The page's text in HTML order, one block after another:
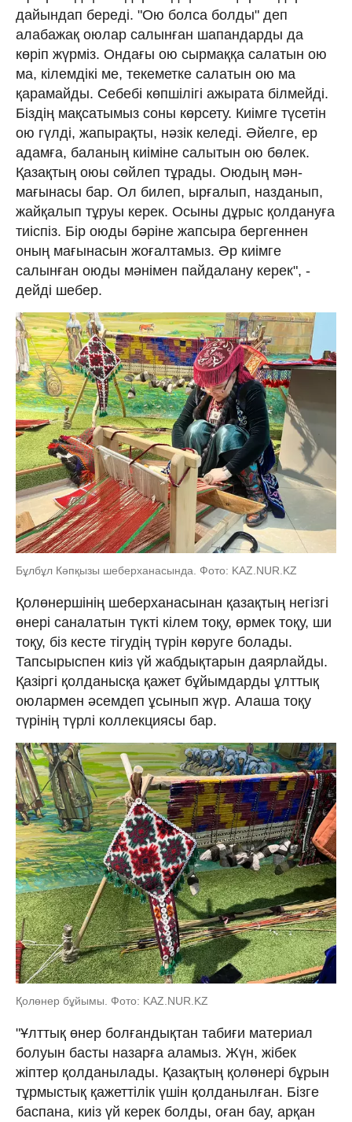
дайындап береді. "Ою болса болды" деп
алабажақ оюлар салынған шапандарды да
көріп жүрміз. Ондағы ою сырмаққа салатын ою
ма, кілемдікі ме, текеметке салатын ою ма
қарамайды. Себебі көпшілігі ажырата білмейді.
Біздің мақсатымыз соны көрсету. Киімге түсетін
ою гүлді, жапырақты, нәзік келеді. Әйелге, ер
адамға, баланың киіміне салытын ою бөлек.
Қазақтың оюы сөйлеп тұрады. Оюдың мән-
мағынасы бар. Ол билеп, ырғалып, назданып,
жайқалып тұруы керек. Осыны дұрыс қолдануға
тиіспіз. Бір оюды бәріне жапсыра бергеннен
оның мағынасын жоғалтамыз. Әр киімге
салынған оюды мәнімен пайдалану керек", -
дейді шебер.
Бұлбұл Кәпқызы шеберханасында. Фото: KAZ.NUR.KZ
Қолөнершінің шеберханасынан қазақтың негізгі
өнері саналатын түкті кілем тоқу, өрмек тоқу, ши
тоқу, біз кесте тігудің түрін көруге болады.
Тапсырыспен киіз үй жабдықтарын даярлайды.
Қазіргі қолданысқа қажет бұйымдарды ұлттық
оюлармен әсемдеп ұсынып жүр. Алаша тоқу
түрінің түрлі коллекциясы бар.
Қолөнер бұйымы. Фото: KAZ.NUR.KZ
"Ұлттық өнер болғандықтан табиғи материал
болуын басты назарға аламыз. Жүн, жібек
жіптер қолданылады. Қазақтың қолөнері бұрын
тұрмыстық қажеттілік үшін қолданылған. Бізге
баспана, киіз үй керек болды, оған бау, арқан